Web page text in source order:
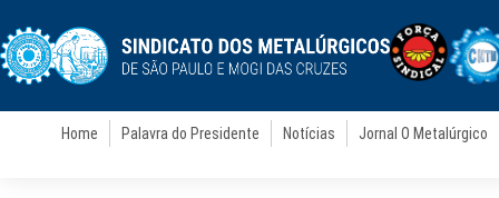
Home Palavra do Presidente Notícias Jornal O Metalúrgico